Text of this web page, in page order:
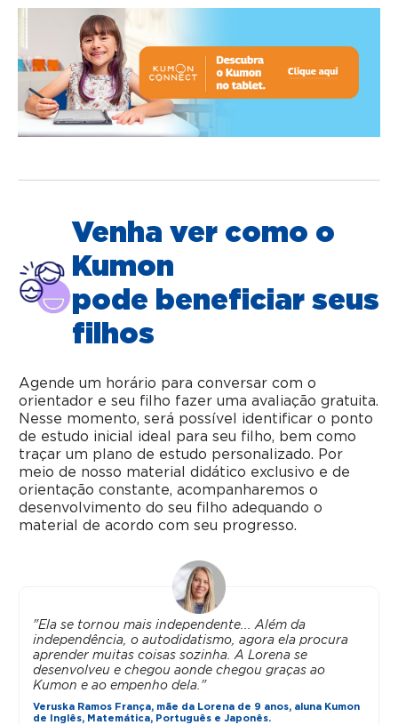
Venha ver como o
Kumon
pode beneficiar seus
filhos
Agende um horário para conversar com o
orientador e seu filho fazer uma avaliação gratuita.
Nesse momento, será possível identificar o ponto
de estudo inicial ideal para seu filho, bem como
traçar um plano de estudo personalizado. Por
meio de nosso material didático exclusivo e de
orientação constante, acompanharemos o
desenvolvimento do seu filho adequando o
material de acordo com seu progresso.
"Ela se tornou mais independente... Além da
independência, o autodidatismo, agora ela procura
aprender muitas coisas sozinha. A Lorena se
desenvolveu e chegou aonde chegou graças ao
Kumon e ao empenho dela."
Veruska Ramos França, mãe da Lorena de 9 anos, aluna Kumon
de Inglês, Matemática, Português e Japonês.